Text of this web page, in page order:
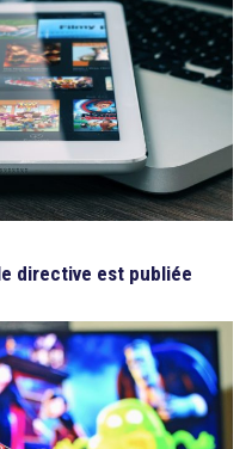
directive est publiée